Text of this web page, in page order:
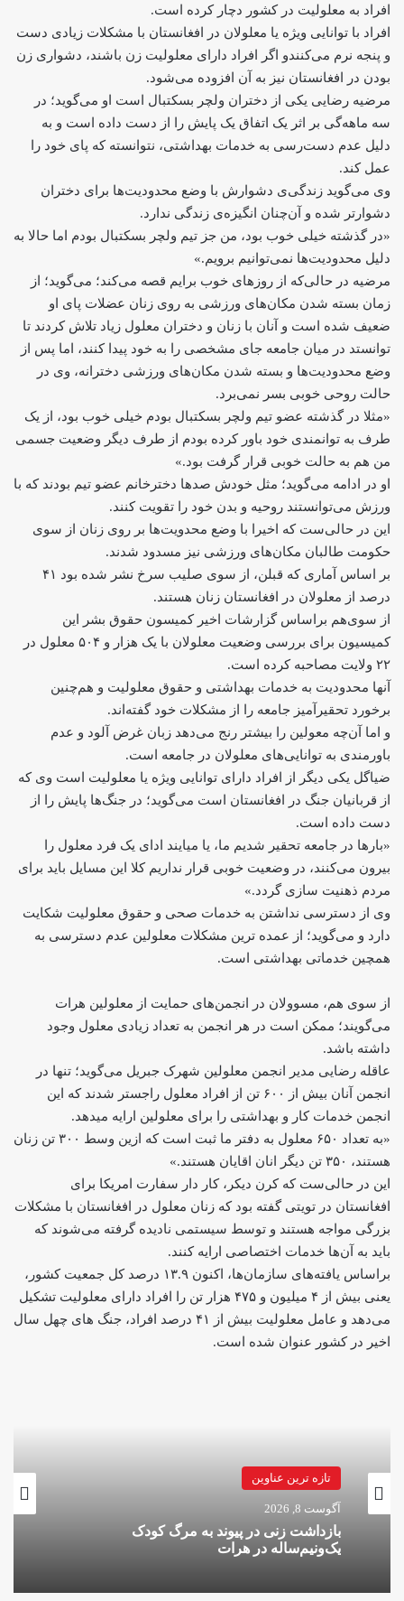
افراد به معلولیت در کشور دچار کرده است.
افراد با توانایی ویژه‌ یا معلولان در افغانستان با مشکلات زیادی دست
و پنجه نرم می‌کنند‌و اگر افراد دارای معلولیت زن باشند، دشواری زن
بودن در افغانستان نیز به آن افزوده می‌شود.
مرضیه رضایی یکی از دختران ولچر بسکتبال است او می‌گوید؛ در
سه ماهه‌گی بر اثر‌ یک اتفاق یک ‌پایش را از دست داده است و به
دلیل عدم دست‌رسی به خدمات بهداشتی، نتوانسته که پای خود را
عمل کند.
وی‌ می‌گوید زندگی‌ی دشوارش با وضع محدودیت‌ها برای دختران
دشوار‌تر شده و آن‌چنان انگیزه‌ی زندگی ندارد.
«در گذشته خیلی خوب بود، من جز تیم ولچر بسکتبال بودم اما حالا به
دلیل محدودیت‌ها نمی‌توانیم برویم.»
مرضیه در حالی‌که از روزهای خوب برایم قصه می‌کند؛ می‌گوید؛ از
زمان بسته شدن مکان‌های ورزشی به روی زنان عضلات پای او
ضعیف شده است و آنان با زنان و دختران معلول زیاد تلاش کردند تا
توانستد در میان جامعه‌ جای مشخصی را به خود پیدا کنند، اما پس از
وضع محدودیت‌ها و بسته شدن مکان‌های ورزشی دخترانه، وی در
حالت روحی خوبی بسر نمی‌برد.
«مثلا در گذشته عضو تیم ولچر‌ بسکتبال بودم خیلی خوب بود، از یک
طرف به توانمندی خود باور کرده بودم از طرف دیگر وضعیت جسمی
من هم به حالت خوبی قرار گرفت بود.»
او در ادامه می‌گوید؛ مثل خودش صدها دخترخانم عضو تیم بودند که با
ورزش می‌توانستند روحیه و بدن خود را تقویت کنند.
این در حالی‌ست که اخیرا با وضع محدویت‌ها بر روی زنان از سوی
حکومت طالبان مکان‌های ورزشی نیز مسدود شدند.
بر اساس آماری که قبلن، از سوی صلیب سرخ نشر شده بود ۴۱
درصد از معلولان در افغانستان زنان هستند.
از سوی‌هم‌ براساس گزارشات اخیر کمیسون حقوق بشر این
کمیسیون برای بررسی وضعیت معلولان با یک هزار و ۵۰۴ معلول در
۲۲ ولایت مصاحبه کرده است.
آنها محدودیت به خدمات بهداشتی و حقوق معلولیت و هم‌چنین
برخورد تحقیرآمیز جامعه را از مشکلات خود گفته‌اند.
و اما آن‌چه معولین را بیشتر رنج می‌دهد زبان غرض آلود و عدم
باورمندی به توانایی‌های معلولان در جامعه است.
ضیاگل یکی دیگر از افراد دارای‌ توانایی ویژه یا معلولیت است وی که
از قربانیان جنگ در افغانستان است می‌گوید؛ در جنگ‌ها پایش را از
دست داده است.
«بارها در جامعه تحقیر شدیم ما، یا میایند ادای یک فرد معلول را
بیرون می‌کنند، در وضعیت خوبی قرار نداریم کلا این مسایل باید برای
مردم ذهنیت سازی گردد.»
وی از دسترسی نداشتن به خدمات صحی و حقوق معلولیت شکایت
دارد و می‌گوید؛ از عمده ترین مشکلات معلولین عدم دسترسی به
همچین خدماتی بهداشتی است.
از سوی هم، مسوولان در انجمن‌های حمایت از معلولین هرات
می‌گویند؛ ممکن است در هر انجمن به تعداد زیادی معلول وجود
داشته باشد.
عاقله رضایی مدیر انجمن معلولین شهرک جبریل می‌گوید؛ تنها در
انجمن آنان بیش از ۶۰۰ تن از افراد معلول راجستر شدند که این
انجمن خدمات کار و بهداشتی را برای معلولین ارایه میدهد.
«به تعداد ۶۵۰ معلول‌ به دفتر ما ثبت است که ازین وسط ۳۰۰ تن زنان
هستند، ۳۵۰ تن دیگر انان اقایان هستند.»
این در حالی‌ست که کرن دیکر، کار دار سفارت امریکا برای
افغانستان در تویتی گفته بود که زنان معلول در افغانستان با مشکلات
بزرگی مواجه هستند و توسط سیستمی نادیده گرفته می‌شوند که
باید به آن‌ها خدمات اختصاصی ارایه کنند.
براساس یافته‌های سازمان‌ها، اکنون ۱۳.۹ درصد کل جمعیت کشور،
یعنی بیش از ۴ میلیون و ۴۷۵ هزار تن را افراد دارای معلولیت تشکیل
می‌دهد و عامل معلولیت بیش از ۴۱ درصد افراد، جنگ های چهل سال
اخیر در کشور عنوان شده است.
تازه ترین عناوین
آگوست 8, 2026
بازداشت زنی در پیوند به مرگ کودک
یک‌ونیم‌ساله در هرات